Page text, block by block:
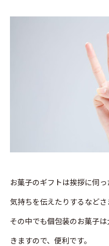
お菓子のギフトは挨拶に伺
気持ちを伝えたりするなどさ
その中でも個包装のお菓子
きますので、便利です。